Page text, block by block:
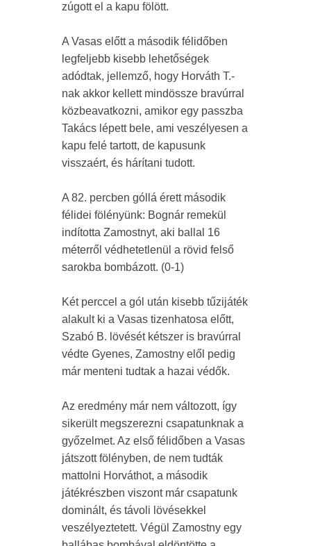
zúgott el a kapu fölött.
A Vasas előtt a második félidőben
legfeljebb kisebb lehetőségek
adódtak, jellemző, hogy Horváth T.-
nak akkor kellett mindössze bravúrral
közbeavatkozni, amikor egy passzba
Takács lépett bele, ami veszélyesen a
kapu felé tartott, de kapusunk
visszaért, és hárítani tudott.
A 82. percben góllá érett második
félidei fölényünk: Bognár remekül
indította Zamostnyt, aki ballal 16
méterről védhetetlenül a rövid felső
sarokba bombázott. (0-1)
Két perccel a gól után kisebb tűzijáték
alakult ki a Vasas tizenhatosa előtt,
Szabó B. lövését kétszer is bravúrral
védte Gyenes, Zamostny elől pedig
már menteni tudtak a hazai védők.
Az eredmény már nem változott, így
sikerült megszerezni csapatunknak a
győzelmet. Az első félidőben a Vasas
játszott fölényben, de nem tudták
mattolni Horváthot, a második
játékrészben viszont már csapatunk
dominált, és távoli lövésekkel
veszélyeztetett. Végül Zamostny egy